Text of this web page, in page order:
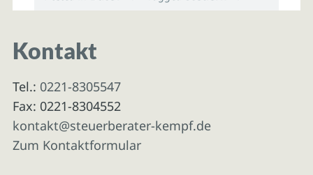
Kontakt
Tel.: 0221-8305547
Fax: 0221-8304552
kontakt@steuerberater-kempf.de
Zum Kontaktformular